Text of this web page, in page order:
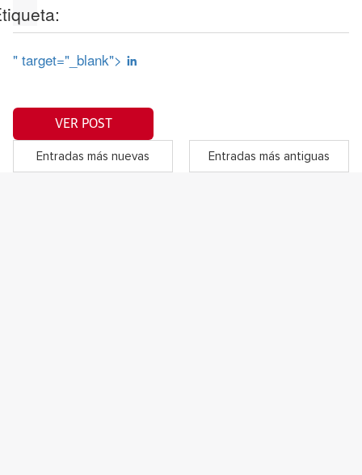
" target="_blank">
VER POST
Entradas más nuevas Entradas más antiguas